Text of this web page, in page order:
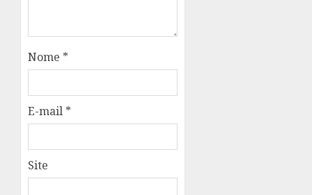
Nome *
E-mail *
Site